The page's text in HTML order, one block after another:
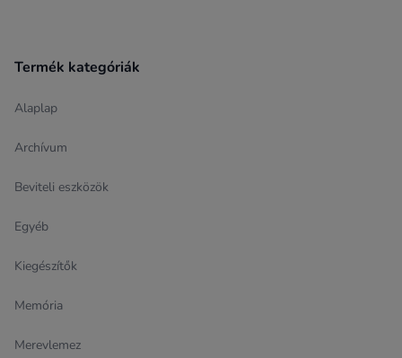
Termék kategóriák
Alaplap
Archívum
Beviteli eszközök
Egyéb
Kiegészítők
Memória
Merevlemez